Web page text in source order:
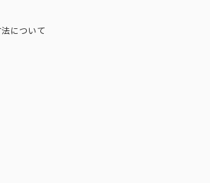
について